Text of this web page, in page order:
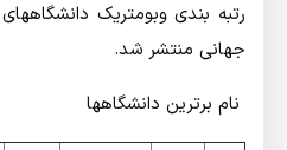
رتبه بندی وبومتریک دانشگاههای
جهانی منتشر شد.
نام برترین دانشگاهها